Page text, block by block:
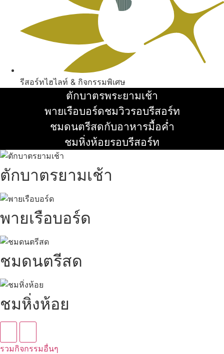
รีสอร์ทไฮไลท์ & กิจกรรมพิเศษ
ตักบาตรพระยามเช้า
อ่านเพิ่ม
พายเรือบอร์ดชมวิวรอบรีสอร์ท
อ่านเพิ่ม
ชมดนตรีสดกับอาหารมื้อค่ำ
อ่านเพิ่ม
ชมหิ่งห้อยรอบรีสอร์ท
ตักบาตรยามเช้า
พายเรือบอร์ด
ชมดนตรีสด
ชมหิ่งห้อย
รวมกิจกรรมอื่นๆ